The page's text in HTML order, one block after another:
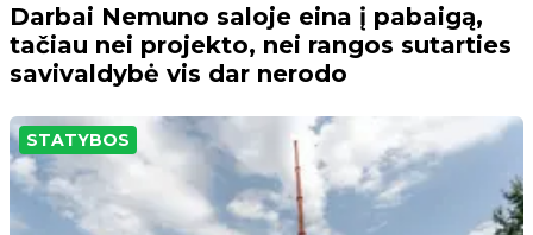
Darbai Nemuno saloje eina į pabaigą,
tačiau nei projekto, nei rangos sutarties
savivaldybė vis dar nerodo
STATYBOS